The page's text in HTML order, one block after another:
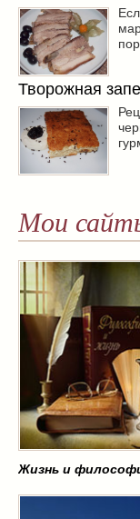
Творожная
Мои
Жизнь и